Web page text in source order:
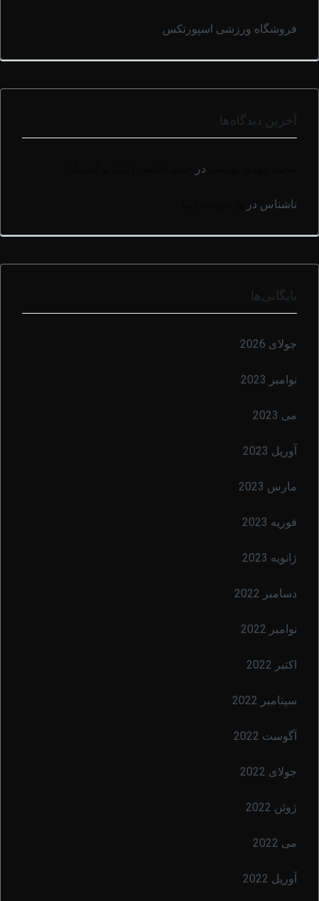
فروشگاه ورزشی اسپورتکس
آخرین دیدگاه‌ها
در
ناشناس در
بایگانی‌ها
جولای 2026
نوامبر 2023
می 2023
آوریل 2023
مارس 2023
فوریه 2023
ژانویه 2023
دسامبر 2022
نوامبر 2022
اکتبر 2022
سپتامبر 2022
آگوست 2022
جولای 2022
ژوئن 2022
می 2022
آوریل 2022